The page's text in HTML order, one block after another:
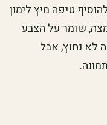
טיפה מיץ לימון
שומר על הצבע
לא נחוץ, אבל